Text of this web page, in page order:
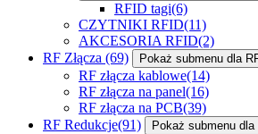
RFID tagi(6)
CZYTNIKI RFID(11)
AKCESORIA RFID(2)
RF Złącza (69) Pokaż submenu dla
RF złącza kablowe(14)
RF złącza na panel(16)
RF złącza na PCB(39)
RF Redukcje(91) Pokaż submenu